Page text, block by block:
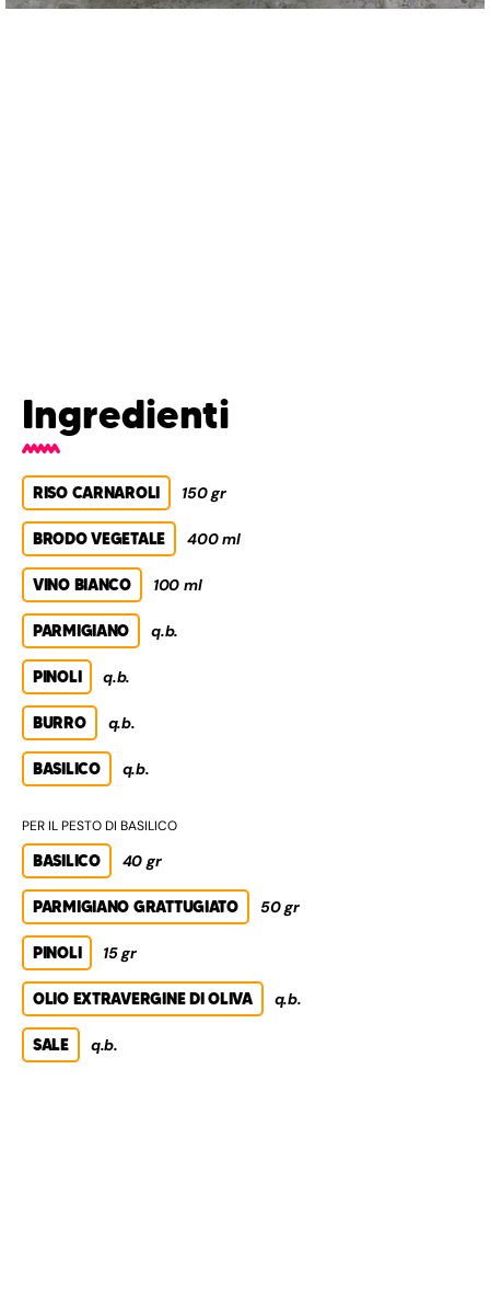
Ingredienti
RISO CARNAROLI 150 gr
BRODO VEGETALE 400 ml
VINO BIANCO 100 ml
PARMIGIANO q.b.
PINOLI q.b.
BURRO q.b.
BASILICO q.b.
PER IL PESTO DI BASILICO
BASILICO 40 gr
PARMIGIANO GRATTUGIATO 50 gr
PINOLI 15 gr
OLIO EXTRAVERGINE DI OLIVA q.b.
SALE q.b.